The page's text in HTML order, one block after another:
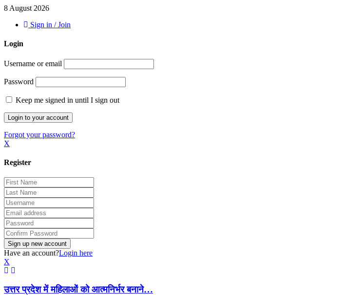
8 August 2026
Sign in / Join
Login
Username or email
Password
Keep me signed in until I sign out
Forgot your password?
X
Register
Have an account?Login here
X
उत्तर प्रदेश में महिलाओं को आत्मनिर्भर बनाने…